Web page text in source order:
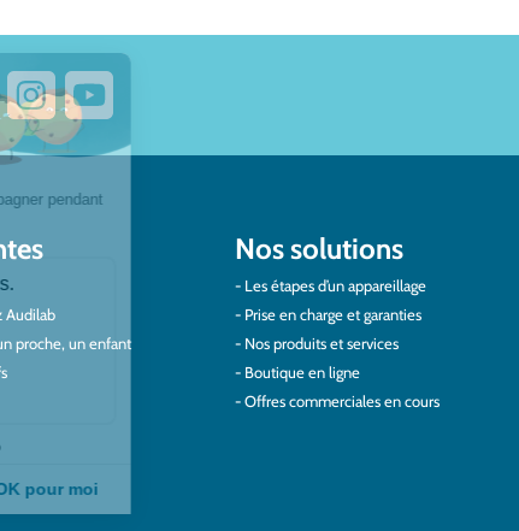
Audilab
proche, un enfant
Nos solutions
Les étapes d’un appareillage
Prise en charge et garanties
Nos produits et services
Boutique en ligne
Offres commerciales en cours